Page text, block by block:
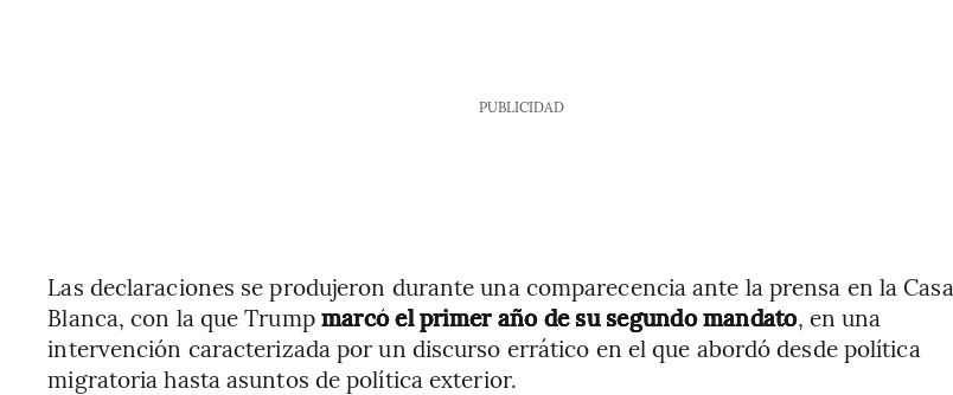
PUBLICIDAD
Las declaraciones se produjeron durante una comparecencia ante la prensa en la Casa
Blanca, con la que Trumpmarcó el primer año de su segundo mandato, en una
intervención caracterizada por un discurso errático en el que abordó desde política
migratoria hasta asuntos de política exterior.